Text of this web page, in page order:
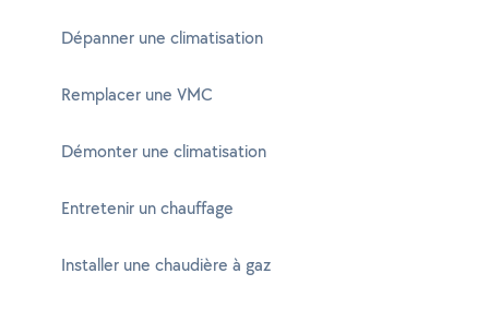
Dépanner une climatisation
Remplacer une VMC
Démonter une climatisation
Entretenir un chauffage
Installer une chaudière à gaz